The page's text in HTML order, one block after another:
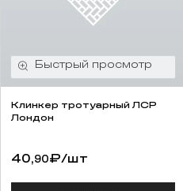
Клинкер тротуарный ЛСР
Лондон
40,90₽/шт